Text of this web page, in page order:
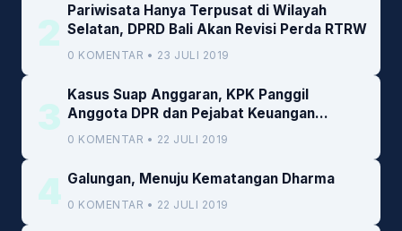
2
Pariwisata Hanya Terpusat di Wilayah
Selatan, DPRD Bali Akan Revisi Perda RTRW
0 KOMENTAR • 23 JULI 2019
3
Kasus Suap Anggaran, KPK Panggil
Anggota DPR dan Pejabat Keuangan
Kemenkeu
0 KOMENTAR • 22 JULI 2019
4 Galungan, Menuju Kematangan Dharma
0 KOMENTAR • 22 JULI 2019